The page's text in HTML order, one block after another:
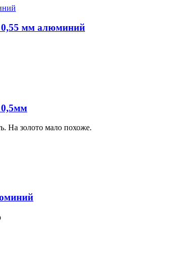
мм алюминий
На золото мало похоже.